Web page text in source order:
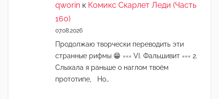
qworin к Комикс Скарлет Леди (Часть
160)
07.08.2026
Продолжаю творчески переводить эти
странные рифмы 😁 === VI. Фальшивит === 2.
Слыхала я раньше о наглом твоём
прототипе, Но…